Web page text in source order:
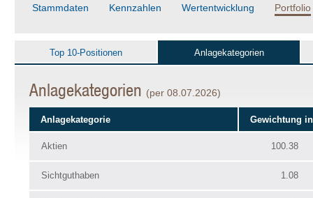
Stammdaten Kennzahlen Wertentwicklung Portfolio
Top 10-Positionen Anlagekategorien
Anlagekategorien (per 08.07.2026)
Anlagekategorie Gewichtung
Aktien 100.38
Sichtguthaben 1.08